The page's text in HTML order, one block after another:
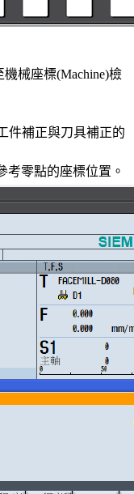
械座標(Machine)檢
件補正與刀具補正的
考零點的座標位置。